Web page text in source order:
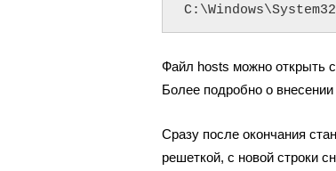
Файл hosts можно открыть
Более подробно о
Сразу после окончания
решеткой, с новой строки